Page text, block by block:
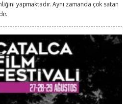
yapmaktadır. Aynı zamanda çok satan